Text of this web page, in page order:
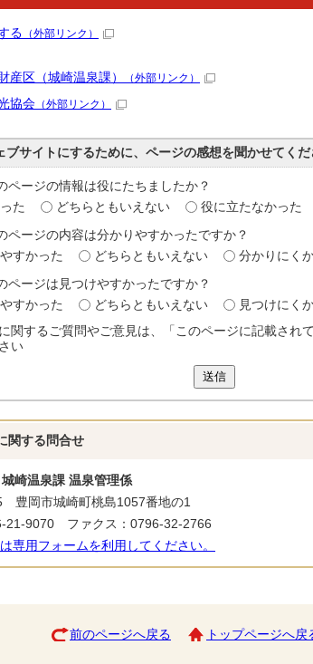
る （外部リンク）
産区（城崎温泉課） （外部リンク）
協会 （外部リンク）
ブサイトにするために、ページの感想を聞かせてくだ
ページの情報は役にたちましたか？
た
どちらともいえない 役に立たなかった
ページの内容は分かりやすかったですか？
すかった
どちらともいえない 分かりにく
ページは見つけやすかったですか？
すかった
どちらともいえない
見つけにく
関するご質問やご意見は、「このページに記載され
い
送信
関する 問合せ
崎温泉課 温泉管理係
豊岡市城崎町桃島1057番地の1
21-9070 ファクス：0796-32-2766
専用フォームを利用してください。
前のページへ戻る トップページへ戻